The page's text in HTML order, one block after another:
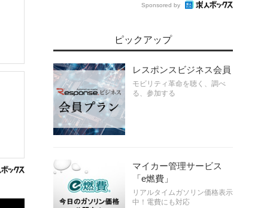
Sponsored by
ピックアップ
レスポンスビジネス会員
モビリティ革命を聴く、調べ
る、参加する
マイカー管理サービス
「e燃費」
リアルタイムガソリン価格表示
中！電費にも対応